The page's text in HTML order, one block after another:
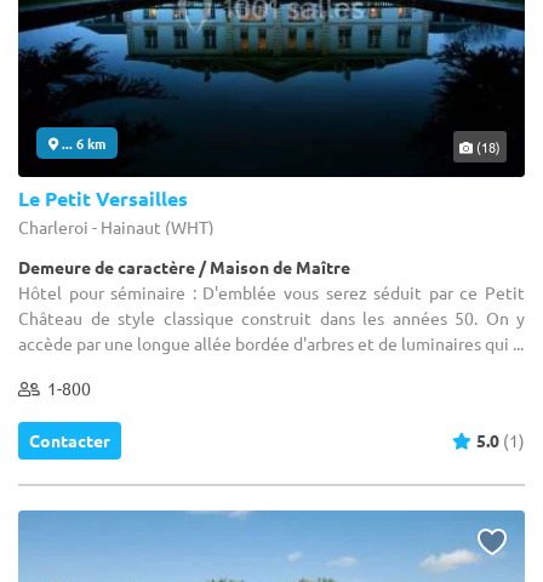
... 6 km (18)
Le Petit Versailles
Charleroi - Hainaut (WHT)
Demeure de caractère / Maison de Maître
Hôtel pour séminaire : D'emblée vous serez séduit par ce Petit
Château de style classique construit dans les années 50. On y
accède par une longue allée bordée d'arbres et de luminaires qui ...
1-800
Contacter 5.0 (1)